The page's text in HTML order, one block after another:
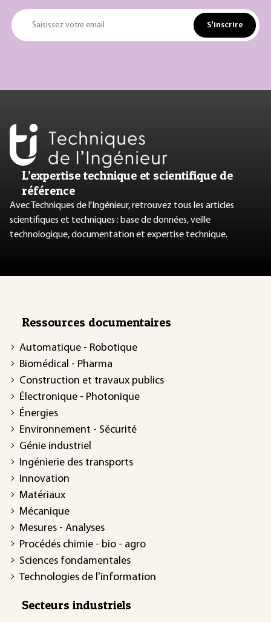
Saisissez votre email S'inscrire
L’expertise technique et scientifique de
référence
Avec Techniques de l'Ingénieur, retrouvez tous les articles
scientifiques et techniques : base de données, veille
technologique, documentation et expertise technique.
Ressources documentaires
Automatique - Robotique
Biomédical - Pharma
Construction et travaux publics
Électronique - Photonique
Énergies
Environnement - Sécurité
Génie industriel
Ingénierie des transports
Innovation
Matériaux
Mécanique
Mesures - Analyses
Procédés chimie - bio - agro
Sciences fondamentales
Technologies de l'information
Secteurs industriels